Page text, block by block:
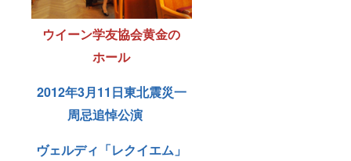
ウイーン学友協会黄金の
ホール
2012年3月11日東北震災一
周忌追悼公演
ヴェルディ「レクイエム」